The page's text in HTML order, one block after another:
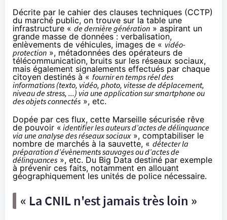
Décrite par le cahier des clauses techniques (CCTP)
du marché public, on trouve sur la table une
infrastructure « de dernière génération » aspirant un
grande masse de données : verbalisation,
enlèvements de véhicules, images de « vidéo-
protection », métadonnées des opérateurs de
télécommunication, bruits sur les réseaux sociaux,
mais également signalements effectués par chaque
citoyen destinés à « fournir en temps réel des
informations (texto, vidéo, photo, vitesse de déplacement,
niveau de stress, ...) via une application sur smartphone ou
desobjets connectés », etc.
Dopée par ces flux, cette Marseille sécurisée rêve
de pouvoir « identifier les auteurs d’actes de délinquance
via une analyse des réseaux sociaux», comptabiliser le
nombre de marchés à la sauvette, « détecter la
préparation d’évènements sauvages ou d’actes de
délinquances », etc. Du Big Data destiné par exemple
à prévenir ces faits, notamment en allouant
géographiquement les unités de police nécessaire.
« La CNIL n'est jamais très loin »